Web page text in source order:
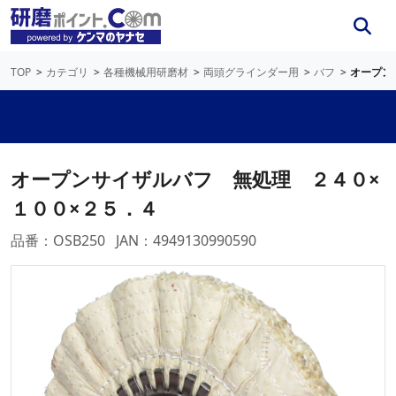
TOP カテゴリ 各種機械用研磨材 両頭グラインダー用 バフ オープ
オープンサイザルバフ 無処理 ２４０×
１００×２５．４
品番：OSB250 JAN：4949130990590